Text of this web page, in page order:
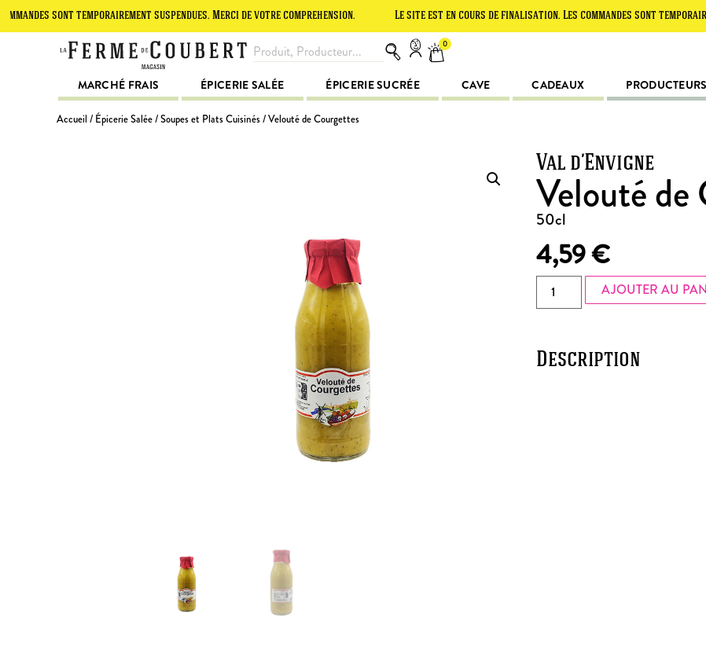
temporairement suspendues. Merci de votre compréhension. Le site est en cours de finalisation. Les commandes sont temporairement
0
MARCHÉ FRAIS ÉPICERIE SALÉE ÉPICERIE SUCRÉE CAVE CADEAUX PRODUCTEURS
Accueil / Épicerie Salée/Soupes et Plats Cuisinés/ Velouté de Courgettes
Val d’Envigne
Velouté de
50cl
4,59€
AJOUTER AU
Description